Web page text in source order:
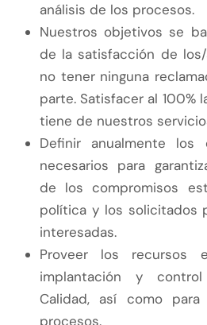
análisis de los procesos.
Nuestros objetivos se
de la satisfacción de
no tener ninguna
parte. Satisfacer al 100%
tiene de nuestros
Definir anualmente
necesarios para
de los compromisos
política y los solicitados
interesadas.
Proveer los recursos
implantación y
Calidad, así como
procesos.